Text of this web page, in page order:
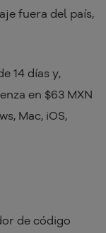
fuera del país,
14 días y,
en $63 MXN
Mac, iOS,
de código